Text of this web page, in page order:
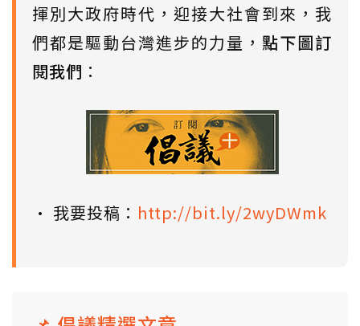
揮別大政府時代，迎接大社會到來，我
們都是驅動台灣進步的力量， 點下圖訂
閱我們 ：
• 我要投稿： http://bit.ly/2wyDWmk